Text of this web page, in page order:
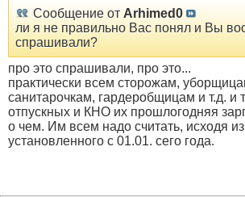
Сообщение от Arhimed0
ли я не правильно Вас понял и Вы
спрашивали?
про это спрашивали, про это...
практически всем сторожам,
санитарочкам, гардеробщицам и т.д. и
отпускных и КНО их прошлогодняя
о чем. Им всем надо считать, исходя
установленного с 01.01. сего года.